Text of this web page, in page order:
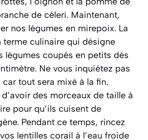
de céleri. Maintenant,
nos légumes en mirepoix. La
terme culinaire qui désigne
légumes coupés en petits dés
. Ne vous inquiétez pas
tout sera mixé à la fin.
des morceaux de taille à
pour qu’ils cuisent de
Pendant ce temps, rincez
lentilles corail à l’eau froide